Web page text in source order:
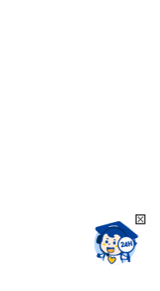
챗봇상담:
24시
채팅상담:
9시~18시
희